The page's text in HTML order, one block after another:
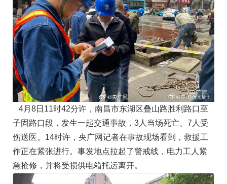
4月8日11时42分许，南昌市东湖区叠山路胜利路口至
子固路口段，发生一起交通事故，3人当场死亡、7人受
伤送医。14时许，央广网记者在事故现场看到，救援工
作正在紧张进行。事发地点拉起了警戒线，电力工人紧
急抢修，并将受损供电箱托运离开。